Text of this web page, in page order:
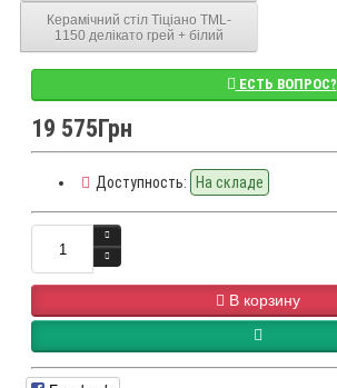
Керамічний стіл Тіціано TML-
1150 делікато грей + білий
ЕСТЬ ВОПРОС?
19 575Грн
Доступность: На складе
В корзину